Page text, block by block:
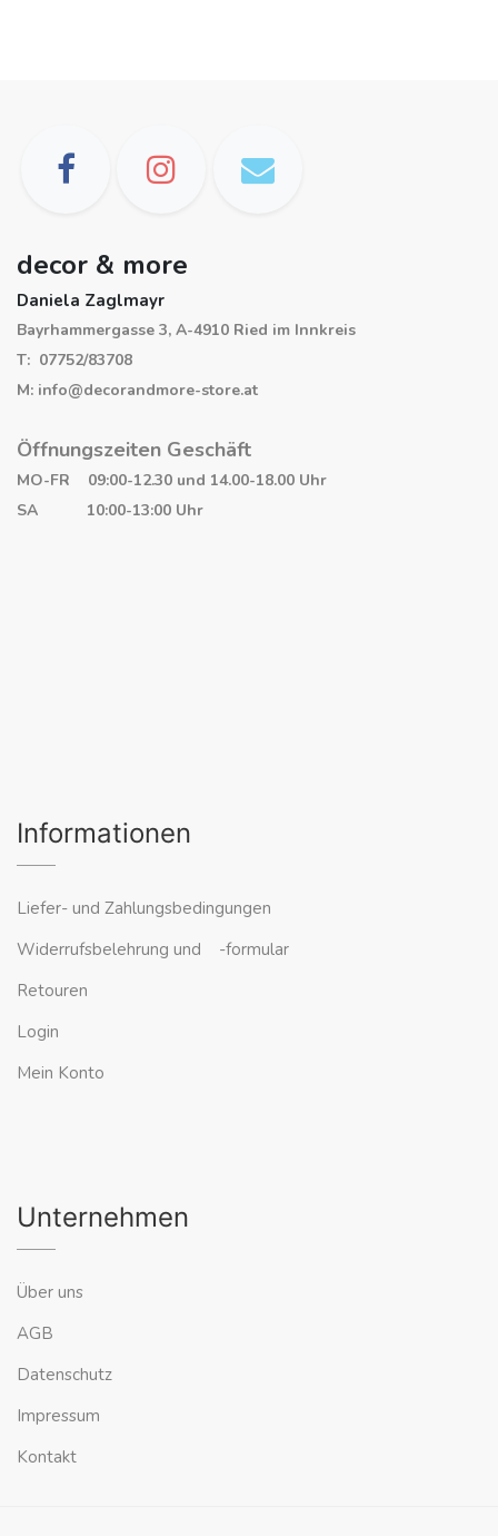
decor & more
Daniela Zaglmayr
Bayrhammergasse 3, A-4910 Ried im Innkreis
T: 07752/83708
M: info@decorandmore-store.at
Öffnungszeiten Geschäft
MO-FR 09:00-12.30 und 14.00-18.00 Uhr
SA 10:00-13:00 Uhr
Informationen
Liefer- und Zahlungsbedingungen
Widerrufsbelehrung und -formular
Retouren
Login
Mein Konto
Unternehmen
Über uns
AGB
Datenschutz
Impressum
Kontakt